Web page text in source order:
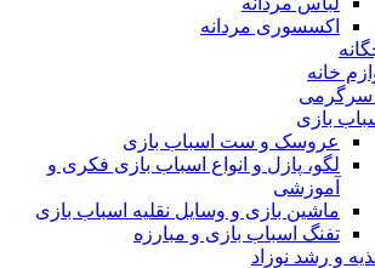
اکسسوری مردانه
خانه
سرگرمی
بازی
عروسک و ست اسباب بازی
لگو، پازل و انواع اسباب بازی فکری و
آموزشی
ماشین بازی و وسایل نقلیه اسباب بازی
تفنگ اسباب بازی و مبارزه
و رشد نوزاد